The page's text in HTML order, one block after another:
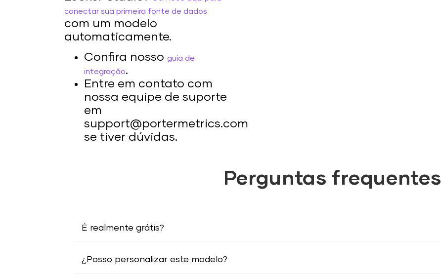
conectar sua primeira fonte de dados
com um modelo
automaticamente.
Confira nosso guia de
integração.
Entre em contato com
nossa equipe de suporte
em
support@portermetrics.com
se tiver dúvidas.
Perguntas frequentes
É realmente grátis?
¿Posso personalizar este modelo?